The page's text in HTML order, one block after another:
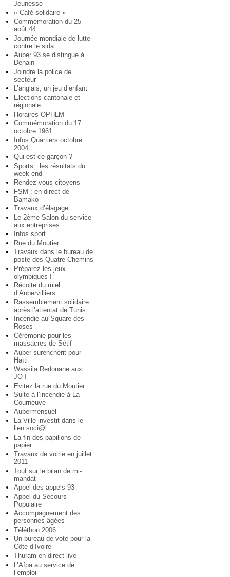
Jeunesse
« Café solidaire »
Commémoration du 25
août 44
Journée mondiale de lutte
contre le sida
Auber 93 se distingue à
Denain
Joindre la police de
secteur
L’anglais, un jeu d’enfant
Elections cantonale et
régionale
Horaires OPHLM
Commémoration du 17
octobre 1961
Infos Quartiers octobre
2004
Qui est ce garçon ?
Sports : les résultats du
week-end
Rendez-vous citoyens
FSM : en direct de
Bamako
Travaux d’élagage
Le 2ème Salon du service
aux entreprises
Infos sport
Rue du Moutier
Travaux dans le bureau de
poste des Quatre-Chemins
Préparez les jeux
olympiques !
Récolte du miel
d’Aubervilliers
Rassemblement solidaire
après l’attentat de Tunis
Incendie au Square des
Roses
Cérémonie pour les
massacres de Sétif
Auber surenchérit pour
Haïti
Wassila Redouane aux
JO !
Evitez la rue du Moutier
Suite à l’incendie à La
Courneuve
Aubermensuel
La Ville investit dans le
lien soci@l
La fin des papillons de
papier
Travaux de voirie en juillet
2011
Tout sur le bilan de mi-
mandat
Appel des appels 93
Appel du Secours
Populaire
Accompagnement des
personnes âgées
Téléthon 2006
Un bureau de vote pour la
Côte d’Ivoire
Thuram en direct live
L’Afpa au service de
l’emploi